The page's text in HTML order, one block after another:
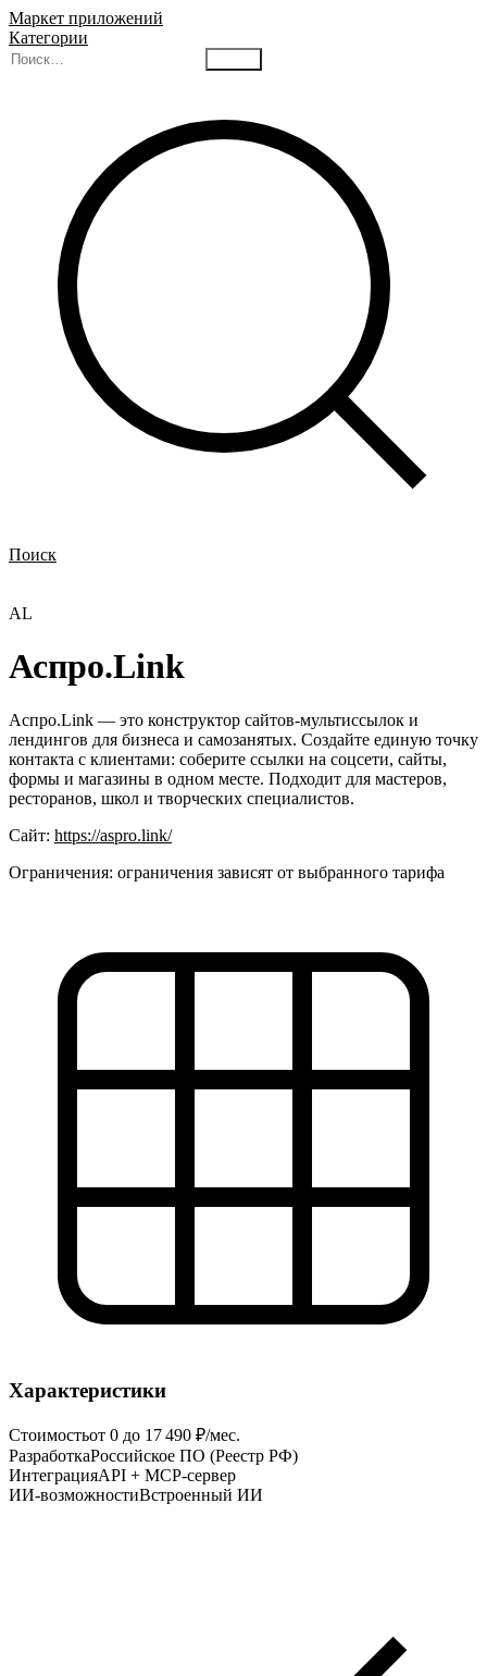
Маркет приложений
Категории
Поиск
АL
Аспро.Link
Аспро.Link — это конструктор сайтов-мультиссылок и
лендингов для бизнеса и самозанятых. Создайте единую точку
контакта с клиентами: соберите ссылки на соцсети, сайты,
формы и магазины в одном месте. Подходит для мастеров,
ресторанов, школ и творческих специалистов.
Сайт: https://aspro.link/
Ограничения: ограничения зависят от выбранного тарифа
Характеристики
Стоимостьот 0 до 17 490 ₽/мес.
РазработкаРоссийское ПО (Реестр РФ)
ИнтеграцияAPI + MCP-сервер
ИИ-возможностиВстроенный ИИ